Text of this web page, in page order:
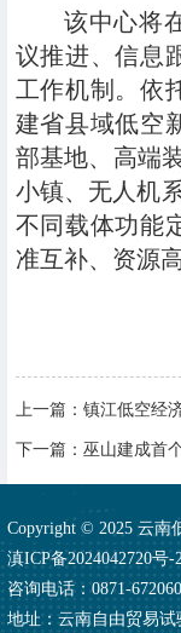
该中心将
议推进、信息
工作机制。依
建省县域低空
部基地、高端
小镇、无人机
不同载体功能
准互补、资源
上一篇：
下一篇： 巫山建成首
Copyright © 2025 云
滇ICP备2024042720号-
咨询电话：0871-
地址：云南自由贸易